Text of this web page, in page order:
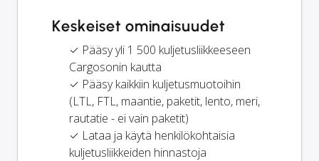
Keskeiset ominaisuudet
✓ Pääsy yli 1 500 kuljetusliikkeeseen
Cargosonin kautta
✓ Pääsy kaikkiin kuljetusmuotoihin
(LTL, FTL, maantie, paketit, lento, meri,
rautatie - ei vain paketit)
✓ Lataa ja käytä henkilökohtaisia
kuljetusliikkeiden hinnastoja